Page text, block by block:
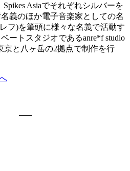
Asiaでそれぞれシルバーを
義のほか電子音楽家としての名
フ)を筆頭に様々な名義で活動す
ートスタジオであるanre*f studio
京と八ヶ岳の2拠点で制作を行